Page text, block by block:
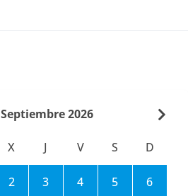
Septiembre 2026
X J V S D
2 3 4 5 6